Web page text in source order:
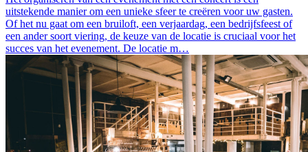
uitstekende manier om een unieke sfeer te creëren voor uw gasten.
Of het nu gaat om een bruiloft, een verjaardag, een bedrijfsfeest of
een ander soort viering, de keuze van de locatie is cruciaal voor het
succes van het evenement. De locatie m…